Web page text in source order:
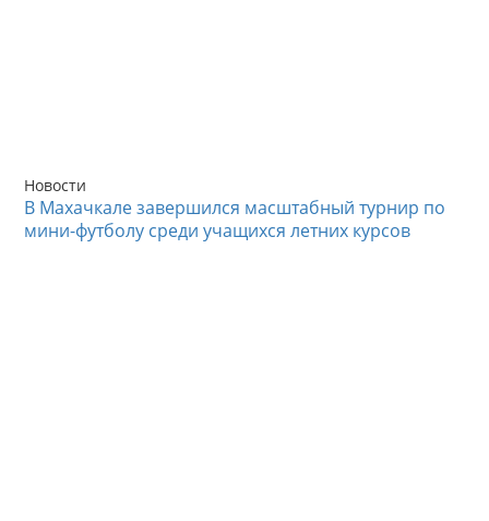
Новости
В Махачкале завершился масштабный турнир по
мини-футболу среди учащихся летних курсов